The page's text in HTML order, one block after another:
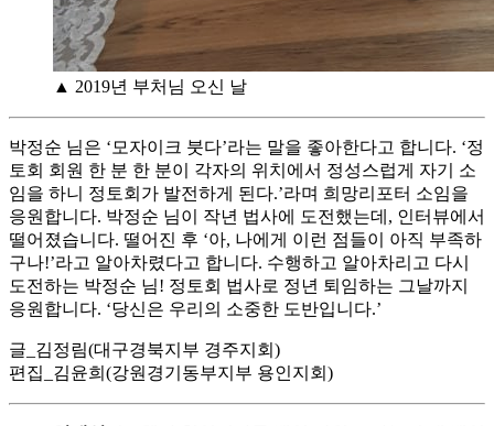
▲ 2019년 부처님 오신 날
박정순 님은 ‘모자이크 붓다’라는 말을 좋아한다고 합니다. ‘정
토회 회원 한 분 한 분이 각자의 위치에서 정성스럽게 자기 소
임을 하니 정토회가 발전하게 된다.’라며 희망리포터 소임을
응원합니다. 박정순 님이 작년 법사에 도전했는데, 인터뷰에서
떨어졌습니다. 떨어진 후 ‘아, 나에게 이런 점들이 아직 부족하
구나!’라고 알아차렸다고 합니다. 수행하고 알아차리고 다시
도전하는 박정순 님! 정토회 법사로 정년 퇴임하는 그날까지
응원합니다. ‘당신은 우리의 소중한 도반입니다.’
글_김정림(대구경북지부 경주지회)
편집_김윤희(강원경기동부지부 용인지회)